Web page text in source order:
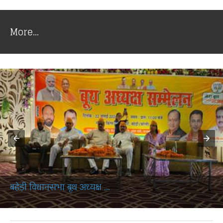
More...
श्रीमती रेखा देवी भारती जी...